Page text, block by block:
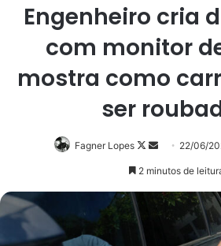
Engenheiro cria
com monitor
mostra como
ser
Fagner Lopes
Follow
Mande
mail
22/06/
2 minutos de